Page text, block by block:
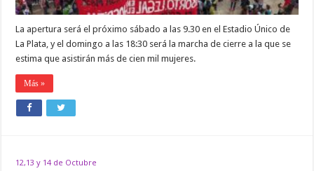
La apertura será el próximo sábado a las 9.30 en el Estadio Único de
La Plata, y el domingo a las 18:30 será la marcha de cierre a la que se
estima que asistirán más de cien mil mujeres.
Más »
12,13 y 14 de Octubre